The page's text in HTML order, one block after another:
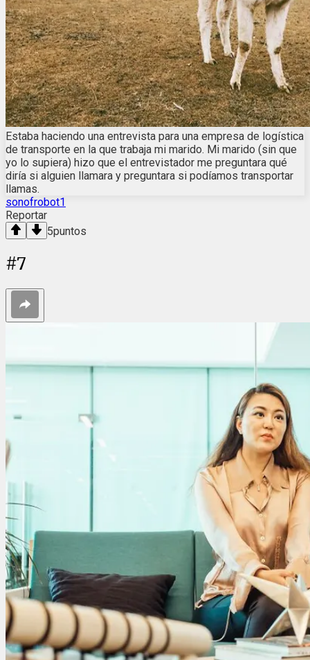
Estaba haciendo una entrevista para una empresa de logística
de transporte en la que trabaja mi marido. Mi marido (sin que
yo lo supiera) hizo que el entrevistador me preguntara qué
diría si alguien llamara y preguntara si podíamos transportar
llamas.
sonofrobot1
Reportar
5puntos
#7